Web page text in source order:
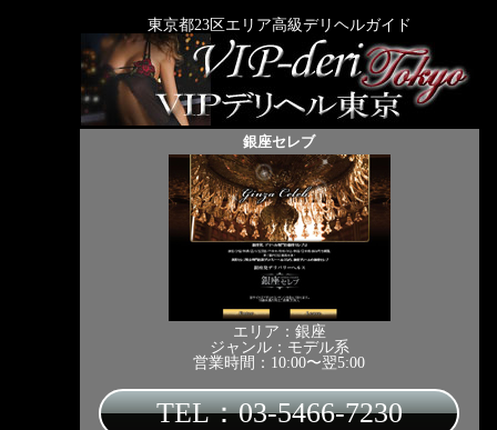
東京都23区エリア高級デリヘルガイド
銀座セレブ
エリア：銀座
ジャンル：モデル系
営業時間：10:00〜翌5:00
TEL：03-5466-7230